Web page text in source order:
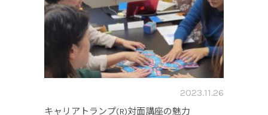
2023.11.26
キャリアトランプ(R)対面講座の魅力